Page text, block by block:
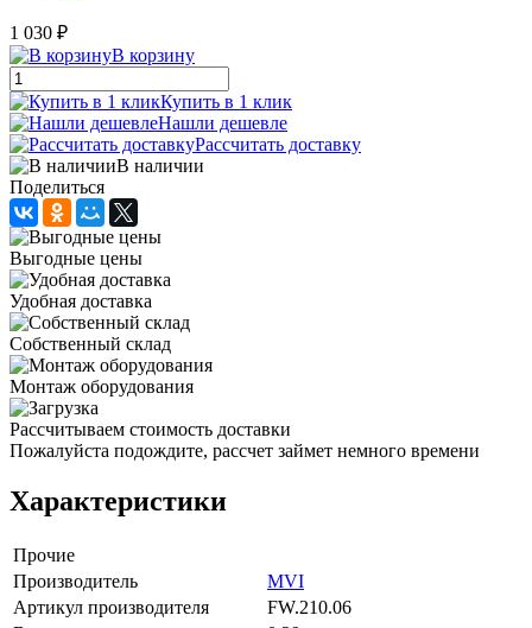
1 030 ₽
В корзину
Купить в 1 клик
Нашли дешевле
Рассчитать доставку
В наличии
Поделиться
Выгодные цены
Удобная доставка
Собственный склад
Монтаж оборудования
Рассчитываем стоимость доставки
Пожалуйста подождите, рассчет займет немного времени
Характеристики
Прочие
Производитель
MVI
Артикул производителя
FW.210.06